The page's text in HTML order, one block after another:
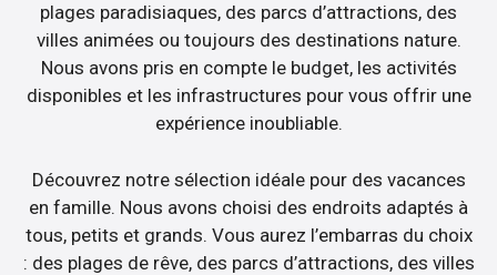
plages paradisiaques, des parcs d’attractions, des
villes animées ou toujours des destinations nature.
Nous avons pris en compte le budget, les activités
disponibles et les infrastructures pour vous offrir une
expérience inoubliable.
Découvrez notre sélection idéale pour des vacances
en famille. Nous avons choisi des endroits adaptés à
tous, petits et grands. Vous aurez l’embarras du choix
: des plages de rêve, des parcs d’attractions, des villes